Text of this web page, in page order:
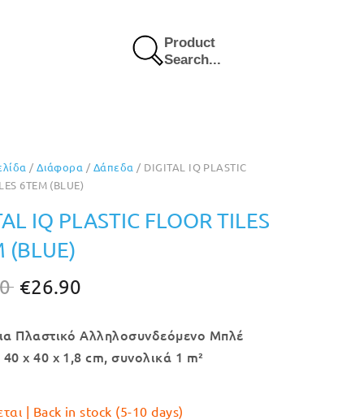
Product
Search...
/Διάφορα / Δάπεδα / DIGITAL IQ PLASTIC
6TEM (BLUE)
IQ PLASTIC FLOOR TILES
(BLUE)
Original
was:
€29.90.
€26.90
τιμή
είναι:
Πλαστικό Αλληλοσυνδεόμενο Μπλέ
x 40 x 1,8 cm, συνολικά 1 m²
| Back in stock (5-10 days)